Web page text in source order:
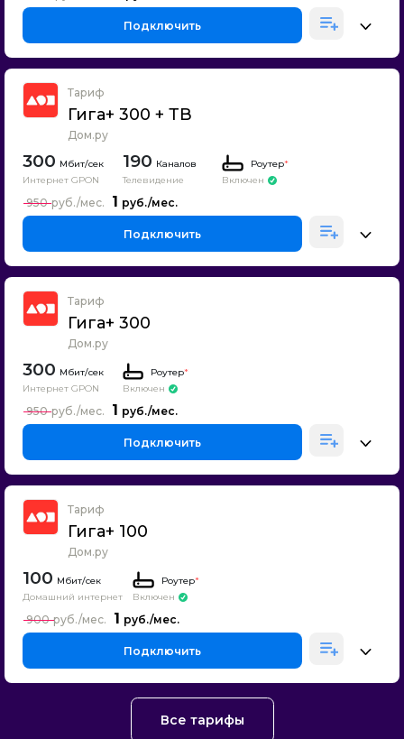
Подключить
Тариф
Гига+ 300 + ТВ
Дом.ру
300
Интернет GPON
190 Каналов
Телевидение
Роутер*
Включен
1
950
Подключить
Тариф
Гига+ 300
Дом.ру
300
Интернет GPON
Роутер*
Включен
1
950
Подключить
Тариф
Гига+ 100
Дом.ру
100
Домашний интернет
Роутер*
Включен
1
900
Подключить
Все тарифы